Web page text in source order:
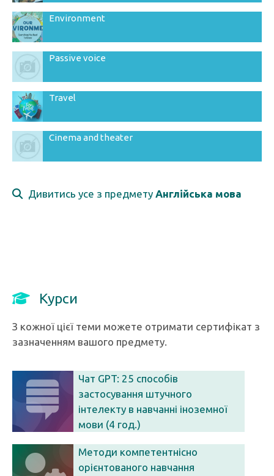
Environment
Passive voice
Travel
Cinema and theater
Дивитись усе з предмету Англійська мова
Курси
З кожної цієї теми можете отримати сертифікат з
зазначенням вашого предмету.
Чат GPT: 25 способів
застосування штучного
інтелекту в навчанні іноземної
мови (4 год.)
Методи компетентнісно
орієнтованого навчання